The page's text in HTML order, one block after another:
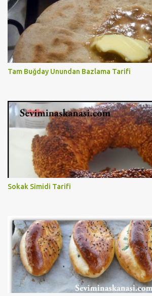
Tam Buğday Unundan Bazlama Tarifi
Sokak Simidi Tarifi